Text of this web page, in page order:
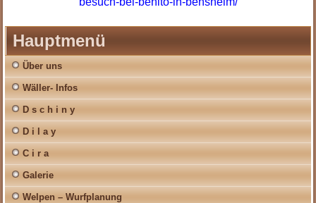
Hauptmenü
Über uns
Wäller- Infos
D s c h i n y
D i l a y
C i r a
Galerie
Welpen – Wurfplanung